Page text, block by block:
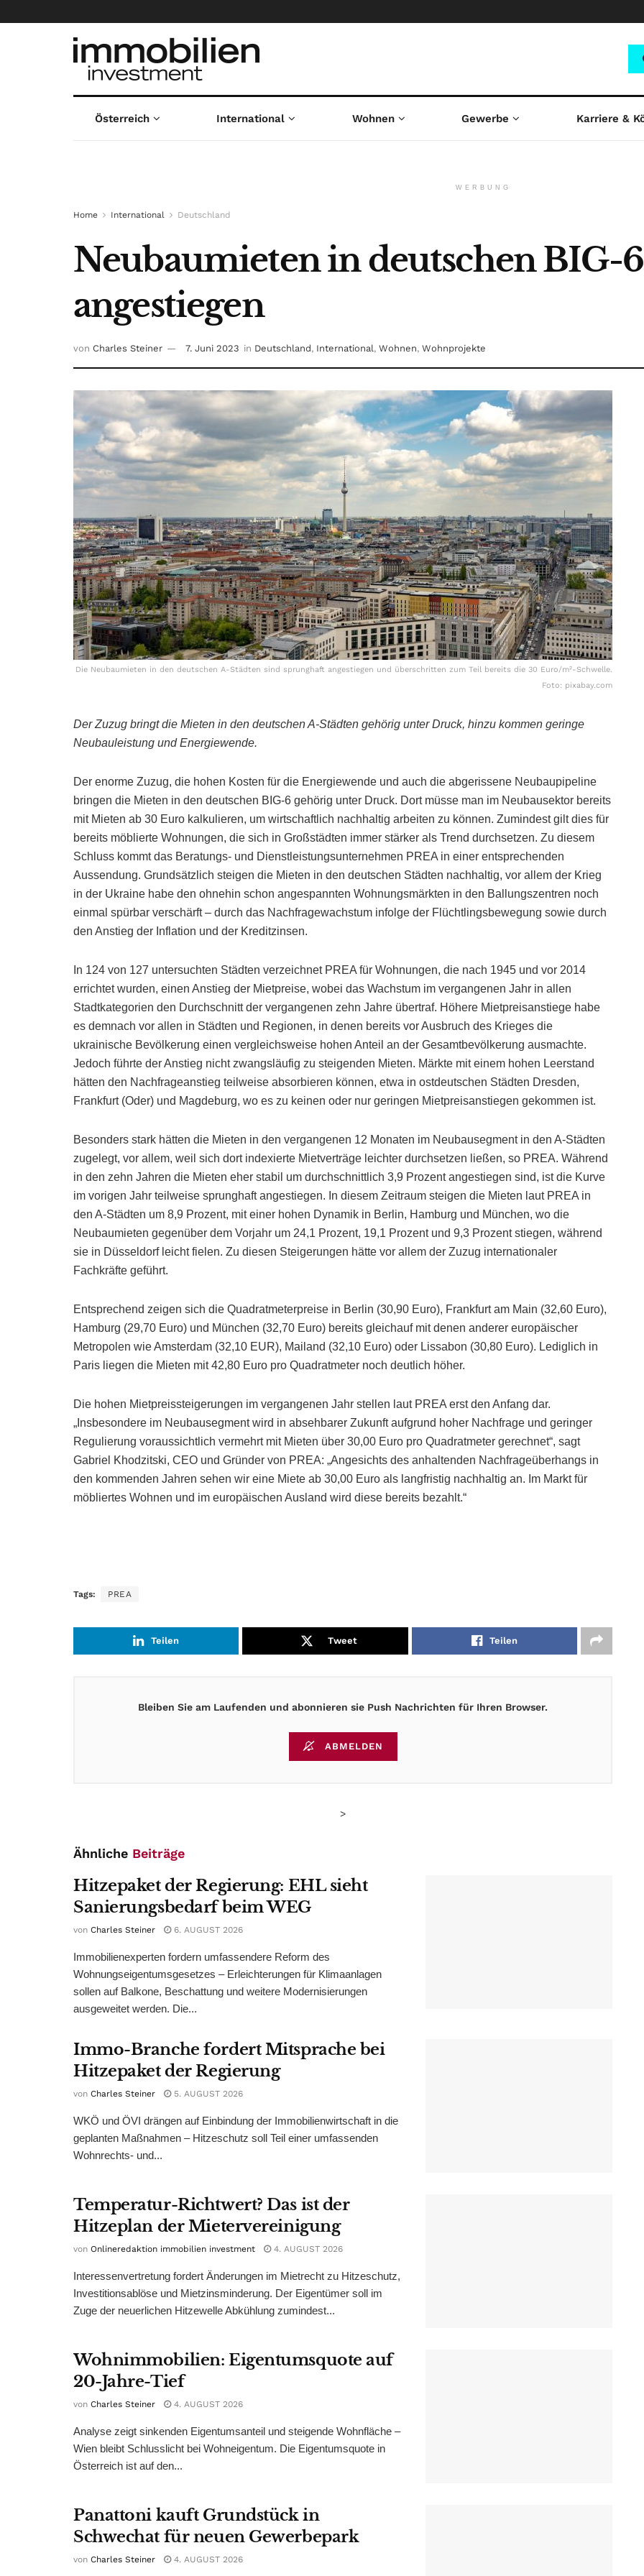
Österreich International Wohnen Gewerbe Karriere &
WERBUNG
Home International Deutschland
Neubaumieten in deutschen BIG-
angestiegen
von Charles Steiner 7. Juni 2023 in Deutschland, International, Wohnen, Wohnprojekte
Die Neubaumieten in den deutschen A-Städten sind sprunghaft angestiegen und überschritten zum Teil bereits die 30 Euro/m²-Schwelle.
Foto: pixabay.com
Der Zuzug bringt die Mieten in den deutschen A-Städten gehörig unter Druck, hinzu kommen geringe
Neubauleistung und Energiewende.
Der enorme Zuzug, die hohen Kosten für die Energiewende und auch die abgerissene Neubaupipeline
bringen die Mieten in den deutschen BIG-6 gehörig unter Druck. Dort müsse man im Neubausektor bereits
mit Mieten ab 30 Euro kalkulieren, um wirtschaftlich nachhaltig arbeiten zu können. Zumindest gilt dies für
bereits möblierte Wohnungen, die sich in Großstädten immer stärker als Trend durchsetzen. Zu diesem
Schluss kommt das Beratungs- und Dienstleistungsunternehmen PREA in einer entsprechenden
Aussendung. Grundsätzlich steigen die Mieten in den deutschen Städten nachhaltig, vor allem der Krieg
in der Ukraine habe den ohnehin schon angespannten Wohnungsmärkten in den Ballungszentren noch
einmal spürbar verschärft – durch das Nachfragewachstum infolge der Flüchtlingsbewegung sowie durch
den Anstieg der Inflation und der Kreditzinsen.
In 124 von 127 untersuchten Städten verzeichnet PREA für Wohnungen, die nach 1945 und vor 2014
errichtet wurden, einen Anstieg der Mietpreise, wobei das Wachstum im vergangenen Jahr in allen
Stadtkategorien den Durchschnitt der vergangenen zehn Jahre übertraf. Höhere Mietpreisanstiege habe
es demnach vor allen in Städten und Regionen, in denen bereits vor Ausbruch des Krieges die
ukrainische Bevölkerung einen vergleichsweise hohen Anteil an der Gesamtbevölkerung ausmachte.
Jedoch führte der Anstieg nicht zwangsläufig zu steigenden Mieten. Märkte mit einem hohen Leerstand
hätten den Nachfrageanstieg teilweise absorbieren können, etwa in ostdeutschen Städten Dresden,
Frankfurt (Oder) und Magdeburg, wo es zu keinen oder nur geringen Mietpreisanstiegen gekommen ist.
Besonders stark hätten die Mieten in den vergangenen 12 Monaten im Neubausegment in den A-Städten
zugelegt, vor allem, weil sich dort indexierte Mietverträge leichter durchsetzen ließen, so PREA. Während
in den zehn Jahren die Mieten eher stabil um durchschnittlich 3,9 Prozent angestiegen sind, ist die Kurve
im vorigen Jahr teilweise sprunghaft angestiegen. In diesem Zeitraum steigen die Mieten laut PREA in
den A-Städten um 8,9 Prozent, mit einer hohen Dynamik in Berlin, Hamburg und München, wo die
Neubaumieten gegenüber dem Vorjahr um 24,1 Prozent, 19,1 Prozent und 9,3 Prozent stiegen, während
sie in Düsseldorf leicht fielen. Zu diesen Steigerungen hätte vor allem der Zuzug internationaler
Fachkräfte geführt.
Entsprechend zeigen sich die Quadratmeterpreise in Berlin (30,90 Euro), Frankfurt am Main (32,60 Euro),
Hamburg (29,70 Euro) und München (32,70 Euro) bereits gleichauf mit denen anderer europäischer
Metropolen wie Amsterdam (32,10 EUR), Mailand (32,10 Euro) oder Lissabon (30,80 Euro). Lediglich in
Paris liegen die Mieten mit 42,80 Euro pro Quadratmeter noch deutlich höher.
Die hohen Mietpreissteigerungen im vergangenen Jahr stellen laut PREA erst den Anfang dar.
„Insbesondere im Neubausegment wird in absehbarer Zukunft aufgrund hoher Nachfrage und geringer
Regulierung voraussichtlich vermehrt mit Mieten über 30,00 Euro pro Quadratmeter gerechnet“, sagt
Gabriel Khodzitski, CEO und Gründer von PREA: „Angesichts des anhaltenden Nachfrageüberhangs in
den kommenden Jahren sehen wir eine Miete ab 30,00 Euro als langfristig nachhaltig an. Im Markt für
möbliertes Wohnen und im europäischen Ausland wird diese bereits bezahlt.“
Tags: PREA
Teilen Tweet Teilen
Bleiben Sie am Laufenden und abonnieren sie Push Nachrichten für Ihren Browser.
ABMELDEN
>
Ähnliche Beiträge
Hitzepaket der Regierung: EHL sieht
Sanierungsbedarf beim WEG
von Charles Steiner 6. AUGUST 2026
Immobilienexperten fordern umfassendere Reform des
Wohnungseigentumsgesetzes – Erleichterungen für Klimaanlagen
sollen auf Balkone, Beschattung und weitere Modernisierungen
ausgeweitet werden. Die...
Immo-Branche fordert Mitsprache bei
Hitzepaket der Regierung
von Charles Steiner 5. AUGUST 2026
WKÖ und ÖVI drängen auf Einbindung der Immobilienwirtschaft in die
geplanten Maßnahmen – Hitzeschutz soll Teil einer umfassenden
Wohnrechts- und...
Temperatur-Richtwert? Das ist der
Hitzeplan der Mietervereinigung
von Onlineredaktion immobilien investment 4. AUGUST 2026
Interessenvertretung fordert Änderungen im Mietrecht zu Hitzeschutz,
Investitionsablöse und Mietzinsminderung. Der Eigentümer soll im
Zuge der neuerlichen Hitzewelle Abkühlung zumindest...
Wohnimmobilien: Eigentumsquote auf
20-Jahre-Tief
von Charles Steiner 4. AUGUST 2026
Analyse zeigt sinkenden Eigentumsanteil und steigende Wohnfläche –
Wien bleibt Schlusslicht bei Wohneigentum. Die Eigentumsquote in
Österreich ist auf den...
Panattoni kauft Grundstück in
Schwechat für neuen Gewerbepark
von Charles Steiner 4. AUGUST 2026